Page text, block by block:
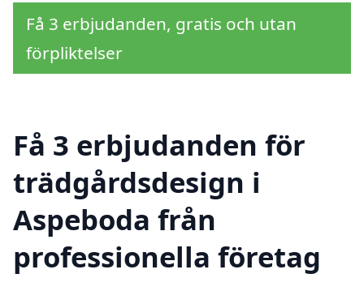
Få 3 erbjudanden, gratis och utan
förpliktelser
Få 3 erbjudanden för
trädgårdsdesign i
Aspeboda från
professionella företag